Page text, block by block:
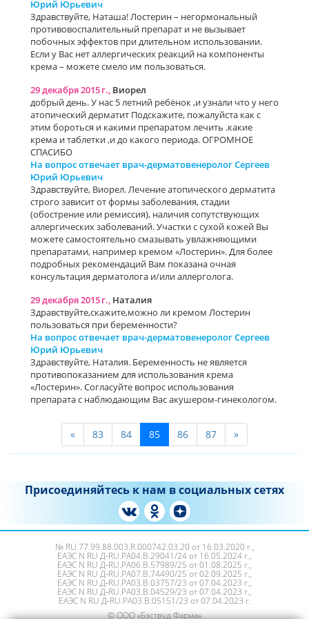
Юрий Юрьевич
Здравствуйте, Наташа! Лостерин – негормональный
противовоспалительный препарат и не вызывает
побочных эффектов при длительном использовании.
Если у Вас нет аллергических реакций на компоненты
крема – можете смело им пользоваться.
29 декабря 2015 г., Виорел
добрый день. У нас 5 летний ребёнок ,и узнали что у него
атопический дерматит Подскажите, пожалуйста как с
этим бороться и какими препаратом лечить .какие
крема и таблетки ,и до какого периода. ОГРОМНОЕ
СПАСИБО
На вопрос отвечает врач-дерматовенеролог Сергеев
Юрий Юрьевич
Здравствуйте, Виорел. Лечение атопического дерматита
строго зависит от формы заболевания, стадии
(обострение или ремиссия), наличия сопутствующих
аллергических заболеваний. Участки с сухой кожей Вы
можете самостоятельно смазывать увлажняющими
препаратами, например кремом «Лостерин». Для более
подробных рекомендаций Вам показана очная
консультация дерматолога и/или аллерголога.
29 декабря 2015 г., Наталия
Здравствуйте,скажите,можно ли кремом Лостерин
пользоваться при беременности?
На вопрос отвечает врач-дерматовенеролог Сергеев
Юрий Юрьевич
Здравствуйте, Наталия. Беременность не является
противопоказанием для использования крема
«Лостерин». Согласуйте вопрос использования
препарата с наблюдающим Вас акушером-гинекологом.
« 83 84 85 86 87 »
Присоединяйтесь к нам в социальных сетях
№ RU.77.99.88.003.R.000742.03.20 от 16.03.2020 г.,
ЕАЭС N RU Д‑RU.PA04.B.29041/24 от 16.05.2024 г.,
ЕАЭС N RU Д‑RU.РА06.В.57989/25 от 01.08.2025 г.,
ЕАЭС N RU Д‑RU.РА07.В.74490/25 от 02.09.2025 г.,
ЕАЭС N RU Д‑RU.PA03.B.03757/23 от 07.04.2023 г.,
ЕАЭС N RU Д‑RU.PA03.B.04529/23 от 07.04.2023 г.,
ЕАЭС N RU Д‑RU.PA03.B.05151/23 от 07.04.2023 г.
© ООО «Бэствуд Фарма»